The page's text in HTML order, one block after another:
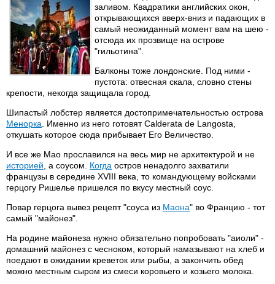
заливом. Квадратики английских окон,
открывающихся вверх-вниз и падающих в
самый неожиданный момент вам на шею -
отсюда их прозвище на острове
"гильотина".
Балконы тоже лондонские. Под ними -
пустота: отвесная скала, словно стены
крепости, некогда защищала город.
Шипастый лобстер является достопримечательностью острова
Менорка . Именно из него готовят Calderata de Langosta,
откушать которое сюда прибывает Его Величество.
И все же Мао прославился на весь мир не архитектурой и не
историей , а соусом. Когда остров ненадолго захватили
французы в середине XVIII века, то командующему войсками
герцогу Ришелье пришелся по вкусу местный соус.
Повар герцога вывез рецепт "соуса из Маона" во Францию - тот
самый "майонез".
На родине майонеза нужно обязательно попробовать "аиоли" -
домашний майонез с чесноком, который намазывают на хлеб и
поедают в ожидании креветок или рыбы, а закончить обед
можно местным сыром из смеси коровьего и козьего молока.